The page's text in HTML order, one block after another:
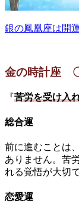
銀の鳳凰座は開
金の時計座
『苦労を受け入
総合運
前に進むことは
ありません。苦
れる覚悟が大切で
恋愛運